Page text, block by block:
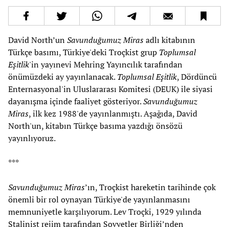
David North’unSavunduğumuz Mirasadlı kitabının
Türkçe basımı, Türkiye'deki Troçkist grup Toplumsal
Eşitlik'in yayınevi Mehring Yayıncılık tarafından
önümüzdeki ay yayınlanacak.Toplumsal Eşitlik, Dördüncü
Enternasyonal'in Uluslararası Komitesi (DEUK) ile siyasi
dayanışma içinde faaliyet gösteriyor.Savunduğumuz
Miras, ilk kez 1988'de yayınlanmıştı. Aşağıda, David
North'un, kitabın Türkçe basıma yazdığı önsözü
yayınlıyoruz.
***
Savunduğumuz Miras’ın, Troçkist hareketin tarihinde çok
önemli bir rol oynayan Türkiye'de yayınlanmasını
memnuniyetle karşılıyorum. Lev Troçki, 1929 yılında
Stalinist rejim tarafından Sovyetler Birliği’nden